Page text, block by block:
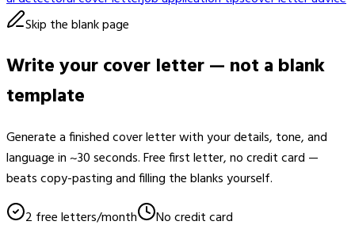
Skip the blank page
Write your cover letter — not a blank
template
Generate a finished cover letter with your details, tone, and
language in ~30 seconds. Free first letter, no credit card —
beats copy-pasting and filling the blanks yourself.
2 free letters/month
No credit card